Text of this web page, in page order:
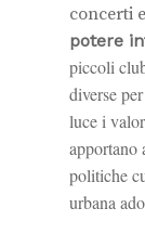
concerti
potere
piccoli
diverse
luce i
apportano
politiche
urbana